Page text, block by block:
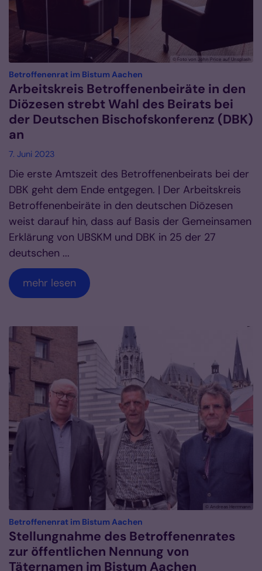
© Foto von John Price auf Unsplash
Betroffenenrat im Bistum Aachen
Arbeitskreis Betroffenenbeiräte in den
Diözesen strebt Wahl des Beirats bei
der Deutschen Bischofskonferenz (DBK)
an
7. Juni 2023
Die erste Amtszeit des Betroffenenbeirats bei der
DBK geht dem Ende entgegen. | Der Arbeitskreis
Betroffenenbeiräte in den deutschen Diözesen
weist darauf hin, dass auf Basis der Gemeinsamen
Erklärung von UBSKM und DBK in 25 der 27
deutschen ...
mehr lesen
© Andreas Herrmann
Betroffenenrat im Bistum Aachen
Stellungnahme des Betroffenenrates
zur öffentlichen Nennung von
Täternamen im Bistum Aachen